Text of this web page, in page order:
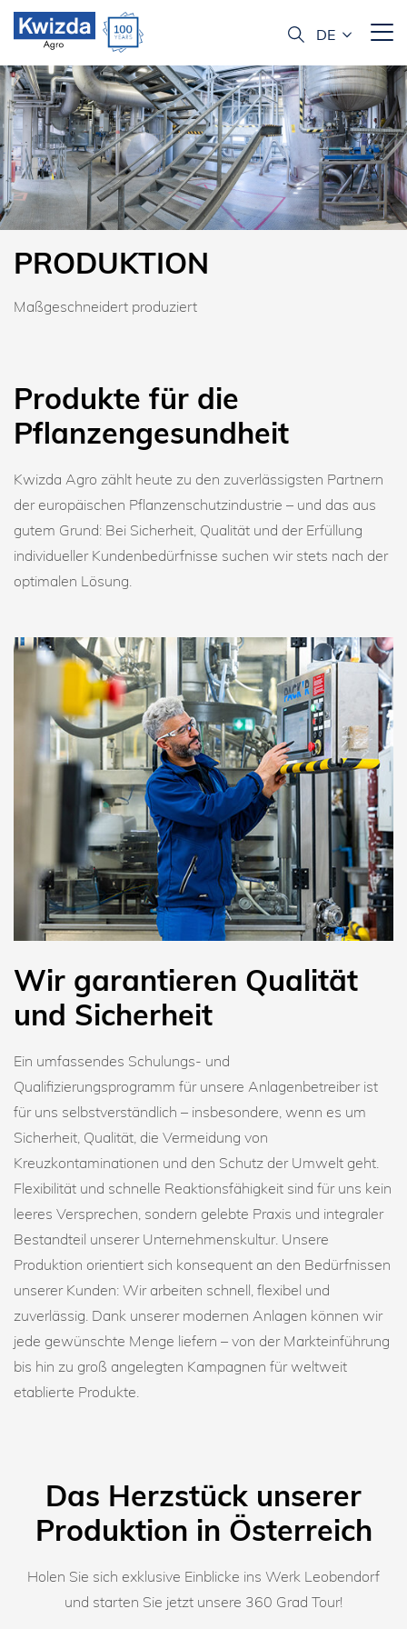
PRODUKTION
Maßgeschneidert produziert
Produkte für die
Pflanzengesundheit
Kwizda Agro zählt heute zu den zuverlässigsten Partnern
der europäischen Pflanzenschutzindustrie – und das aus
gutem Grund: Bei Sicherheit, Qualität und der Erfüllung
individueller Kundenbedürfnisse suchen wir stets nach der
optimalen Lösung.
Wir garantieren Qualität
und Sicherheit
Ein umfassendes Schulungs- und
Qualifizierungsprogramm für unsere Anlagenbetreiber ist
für uns selbstverständlich – insbesondere, wenn es um
Sicherheit, Qualität, die Vermeidung von
Kreuzkontaminationen und den Schutz der Umwelt geht.
Flexibilität und schnelle Reaktionsfähigkeit sind für uns kein
leeres Versprechen, sondern gelebte Praxis und integraler
Bestandteil unserer Unternehmenskultur. Unsere
Produktion orientiert sich konsequent an den Bedürfnissen
unserer Kunden: Wir arbeiten schnell, flexibel und
zuverlässig. Dank unserer modernen Anlagen können wir
jede gewünschte Menge liefern – von der Markteinführung
bis hin zu groß angelegten Kampagnen für weltweit
etablierte Produkte.
Das Herzstück unserer
Produktion in Österreich
Holen Sie sich exklusive Einblicke ins Werk Leobendorf
und starten Sie jetzt unsere 360 Grad Tour!